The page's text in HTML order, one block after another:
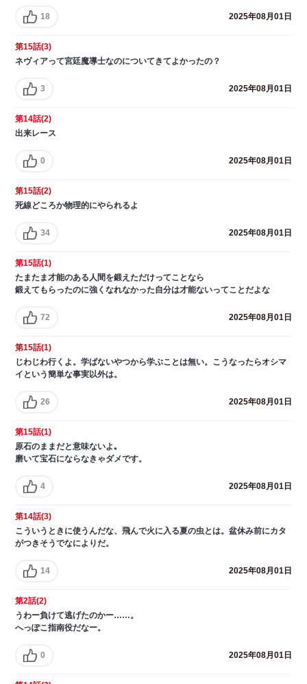
18 2025年08月01日
第15話(3)
ネヴィアって宮廷魔導士なのについてきてよかったの？
3 2025年08月01日
第14話(2)
出来レース
0 2025年08月01日
第15話(2)
死線どころか物理的にやられるよ
34 2025年08月01日
第15話(1)
たまたま才能のある人間を鍛えただけってことなら
鍛えてもらったのに強くなれなかった自分は才能ないってことだよな
72 2025年08月01日
第15話(1)
じわじわ行くよ。学ばないやつから学ぶことは無い。こうなったらオシマ
イという簡単な事実以外は。
26 2025年08月01日
第15話(1)
原石のままだと意味ないよ｡
磨いて宝石にならなきゃダメです。
4 2025年08月01日
第14話(3)
こういうときに使うんだな、飛んで火に入る夏の虫とは。盆休み前にカタ
がつきそうでなによりだ。
14 2025年08月01日
第2話(2)
うわー負けて逃げたのかー……。
へっぽこ指南役だなー。
0 2025年08月01日